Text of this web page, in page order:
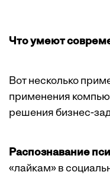
Что умеют
Вот несколько
применения
решения бизнес-
Распознавание
«лайкам» в